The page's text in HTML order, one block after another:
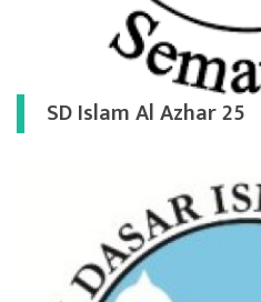
SD Islam Al Azhar 25